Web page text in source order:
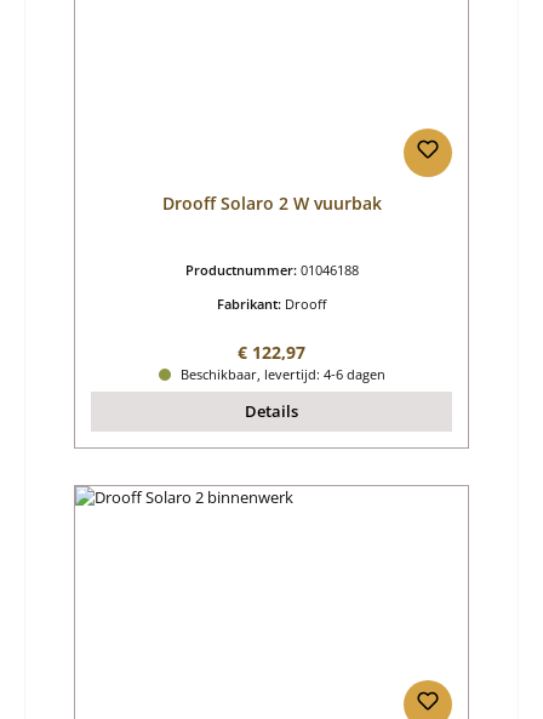
Drooff Solaro 2 W vuurbak
Productnummer: 01046188
Fabrikant: Drooff
Normale prijs:
€ 122,97
Beschikbaar, levertijd: 4-6 dagen
Details